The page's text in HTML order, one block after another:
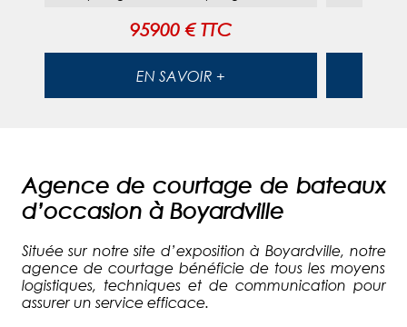
95900 € TTC
EN SAVOIR +
Agence de courtage de bateaux
d’occasion à Boyardville
Située sur notre site d’exposition à Boyardville, notre
agence de courtage bénéficie de tous les moyens
logistiques, techniques et de communication pour
assurer un service efficace.